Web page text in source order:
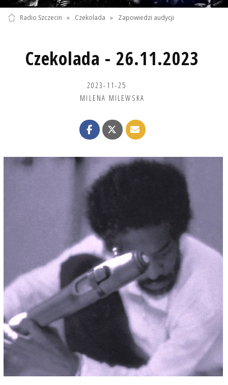
Radio Szczecin » Czekolada » Zapowiedzi audycji
Czekolada - 26.11.2023
2023-11-25
MILENA MILEWSKA